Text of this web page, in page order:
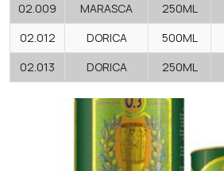
02.009
MARASCA 250ML
02.012
DORICA 500ML
02.013
DORICA 250ML